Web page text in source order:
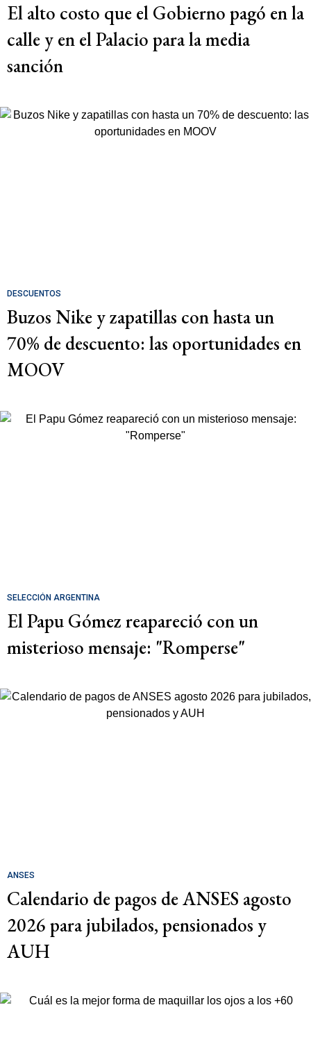
El alto costo que el Gobierno pagó en la
calle y en el Palacio para la media
sanción
DESCUENTOS
Buzos Nike y zapatillas con hasta un
70% de descuento: las oportunidades en
MOOV
SELECCIÓN ARGENTINA
El Papu Gómez reapareció con un
misterioso mensaje: "Romperse"
ANSES
Calendario de pagos de ANSES agosto
2026 para jubilados, pensionados y
AUH